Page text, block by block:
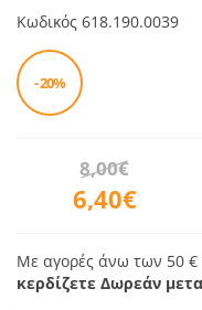
Κωδικός 618.190.0039
- 20%
6,40€
8,00€
Με αγορές άνω των 50 €
κερδίζετε Δωρεάν